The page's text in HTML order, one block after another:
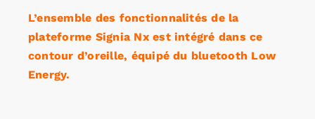
L’ensemble des fonctionnalités de la
plateforme Signia Nx est intégré dans ce
contour d’oreille, équipé du bluetooth Low
Energy.